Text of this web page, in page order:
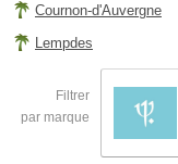
Cournon-d'Auvergne
Lempdes
Filtrer
par marque